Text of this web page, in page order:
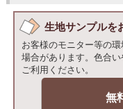
生地サンプルを
お客様のモニター等の
場合があります。色合
ご利用ください。
無